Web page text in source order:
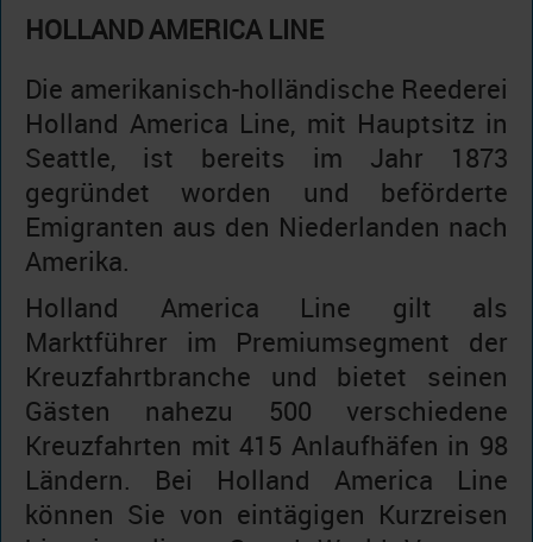
HOLLAND AMERICA LINE
Die amerikanisch-holländische Reederei
Holland America Line, mit Hauptsitz in
Seattle, ist bereits im Jahr 1873
gegründet worden und beförderte
Emigranten aus den Niederlanden nach
Amerika.
Holland America Line gilt als
Marktführer im Premiumsegment der
Kreuzfahrtbranche und bietet seinen
Gästen nahezu 500 verschiedene
Kreuzfahrten mit 415 Anlaufhäfen in 98
Ländern. Bei Holland America Line
können Sie von eintägigen Kurzreisen